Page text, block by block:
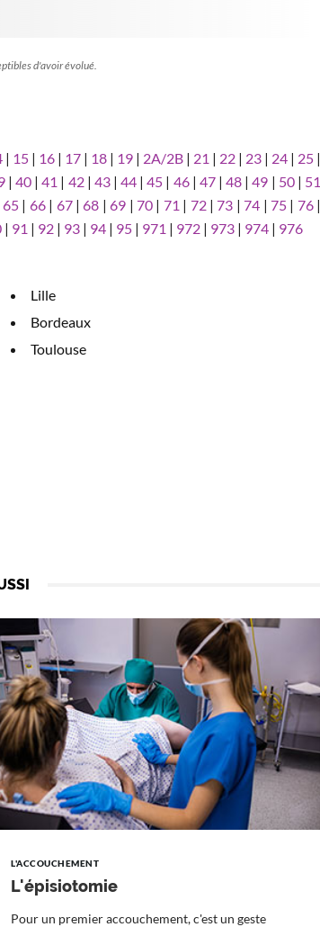
d'avoir évolué.
| 15| 16| 17| 18| 19| 2A/2B| 21 | 22| 23 | 24 | 25 |
| 40|41 | 42| 43|44 |45 | 46| 47|48 |49 | 50| 51
65| 66| 67|68 |69 |70 | 71 | 72|73 |74 |75 | 76|
| 91 | 92 | 93 | 94 | 95 | 971 | 972 | 973 | 974 | 976
Lille
Bordeaux
Toulouse
L'ACCOUCHEMENT
L'épisiotomie
Pour un premier accouchement, c'est un geste